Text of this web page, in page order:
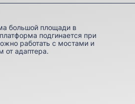
большой площади в
подгинается при
работать с мостами и
от адаптера.